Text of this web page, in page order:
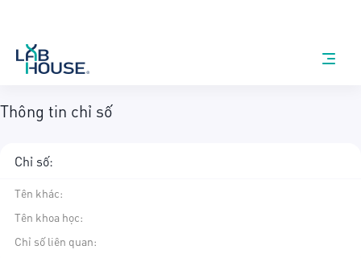
Thông tin chỉ số
Chỉ số:
Tên khác:
Tên khoa học:
Chỉ số liên quan: